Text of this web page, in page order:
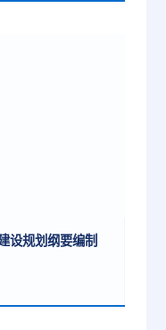
设规划纲要编制